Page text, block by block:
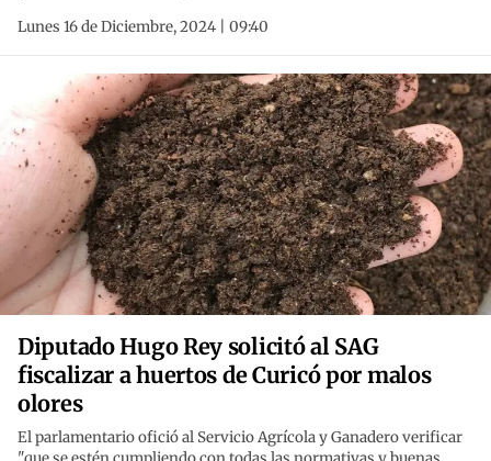
Lunes 16 de Diciembre, 2024 | 09:40
Diputado Hugo Rey solicitó al SAG
fiscalizar a huertos de Curicó por malos
olores
El parlamentario ofició al Servicio Agrícola y Ganadero verificar